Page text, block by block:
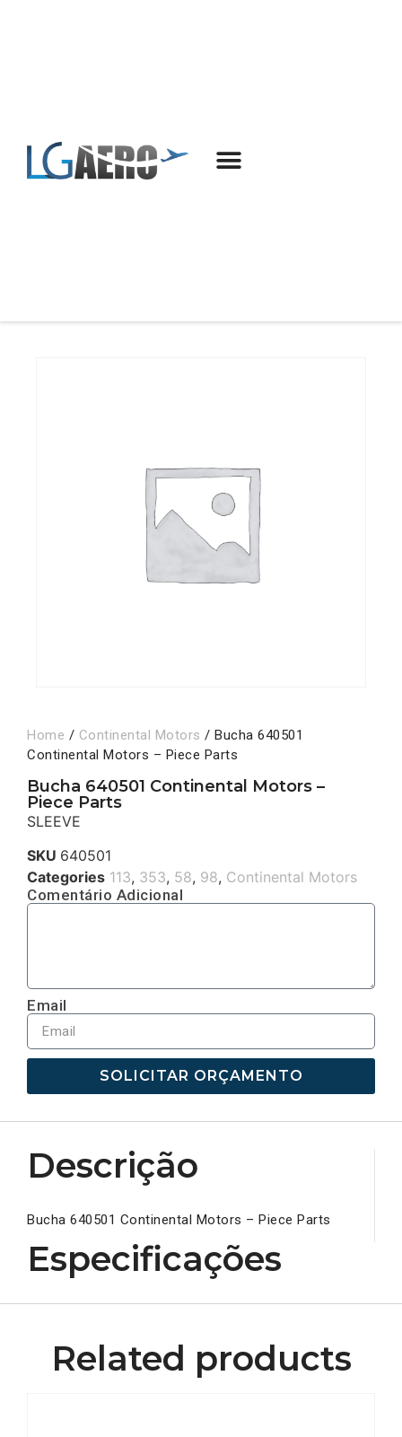
Home / Continental Motors / Bucha 640501
Continental Motors – Piece Parts
Bucha 640501 Continental Motors –
Piece Parts
SLEEVE
SKU 640501
Categories 113, 353, 58, 98, Continental Motors
Comentário Adicional
Email
SOLICITAR ORÇAMENTO
Descrição
Bucha 640501 Continental Motors – Piece Parts
Especificações
Related products